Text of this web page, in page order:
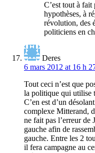
C’est tout à fait
hypothèses, à
révolution, des
politiciens en
Deres
6 mars 2012 at 16 h
Tout ceci n’est que
la politique qui utilise
C’en est d’un
complexe Mitterand,
ne fait pas l’erreur de
gauche afin de
gauche. Entre les 2
il fera campagne au